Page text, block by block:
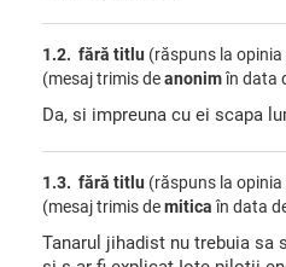
1.2. fără titlu (răspuns la opinia
(mesaj trimis deanonimîn data
Da, si impreuna cu ei scapa
1.3. fără titlu (răspuns la opinia
(mesaj trimis demitica în data
Tanarul jihadist nu trebuia sa